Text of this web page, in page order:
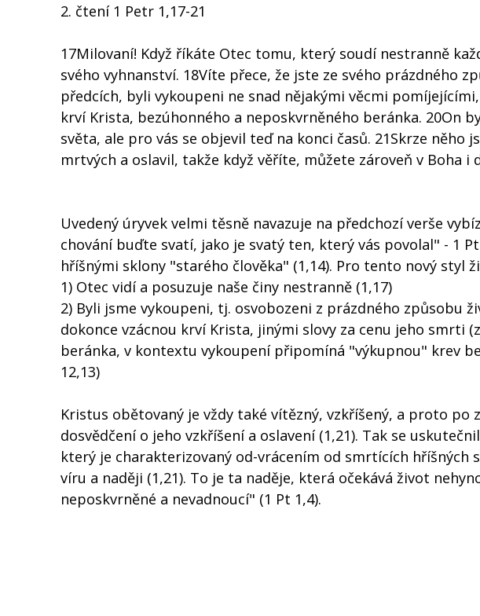
2. čtení 1 Petr 1,17-21
17Milovaní! Když říkáte Otec tomu, který soudí nestranně
svého vyhnanství. 18Víte přece, že jste ze svého prázdného
předcích, byli vykoupeni ne snad nějakými věcmi
krví Krista, bezúhonného a neposkvrněného beránka. 20On
světa, ale pro vás se objevil teď na konci časů. 21Skrze něho
mrtvých a oslavil, takže když věříte, můžete zároveň v Boha i
Uvedený úryvek velmi těsně navazuje na předchozí verše
chování buďte svatí, jako je svatý ten, který vás povolal" - 1
hříšnými sklony "starého člověka" (1,14). Pro tento nový styl
1) Otec vidí a posuzuje naše činy nestranně (1,17)
2) Byli jsme vykoupeni, tj. osvobozeni z prázdného způsobu
dokonce vzácnou krví Krista, jinými slovy za cenu jeho smrti
beránka, v kontextu vykoupení připomíná "výkupnou" krev
12,13)
Kristus obětovaný je vždy také vítězný, vzkříšený, a proto po
dosvědčení o jeho vzkříšení a oslavení (1,21). Tak se
který je charakterizovaný od-vrácením od smrtících hříšných
víru a naději (1,21). To je ta naděje, která očekává život
neposkvrněné a nevadnoucí" (1 Pt 1,4).